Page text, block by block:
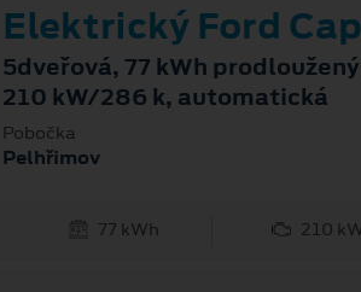
Elektrický Ford
5dveřová, 77 kWh
210 kW/286 k, automatická
Pobočka
Pelhřimov
77 kWh 210